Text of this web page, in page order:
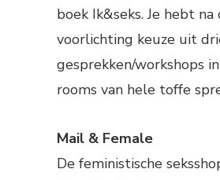
boek Ik&seks. Je hebt na
voorlichting keuze uit
gesprekken/workshops
rooms van hele toffe
Mail & Female
De feministische